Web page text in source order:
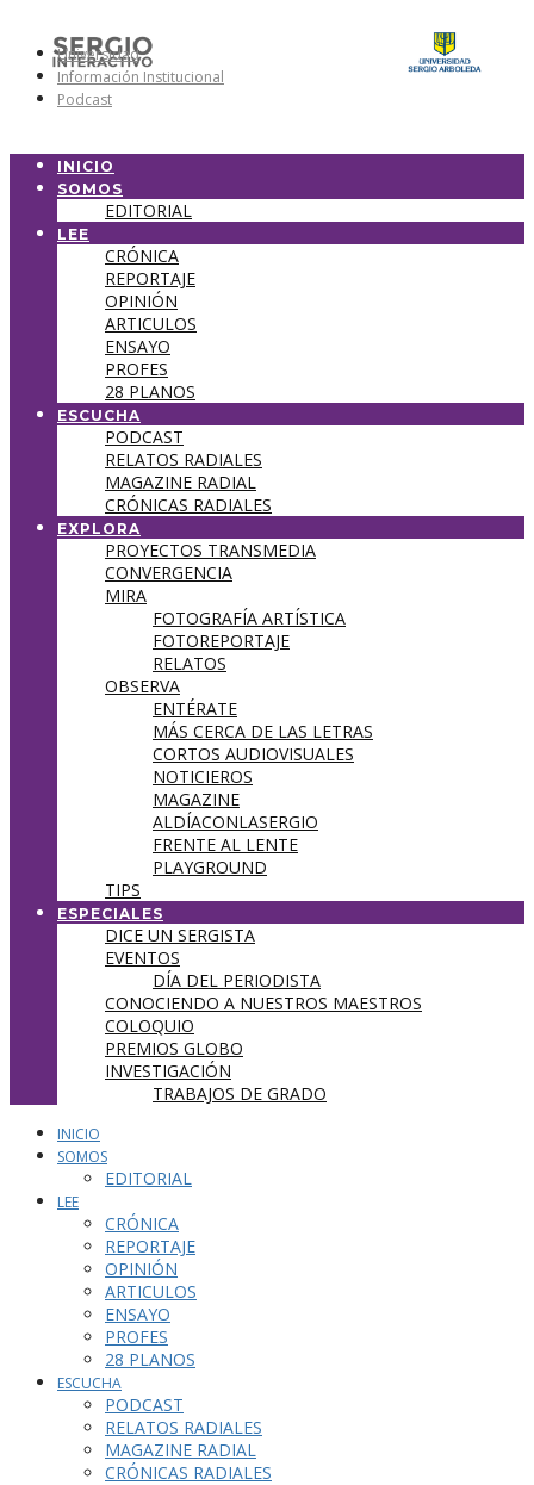
Universidad
Información Institucional
Podcast
INICIO
SOMOS
EDITORIAL
LEE
CRÓNICA
REPORTAJE
OPINIÓN
ARTICULOS
ENSAYO
PROFES
28 PLANOS
ESCUCHA
PODCAST
RELATOS RADIALES
MAGAZINE RADIAL
CRÓNICAS RADIALES
EXPLORA
PROYECTOS TRANSMEDIA
CONVERGENCIA
MIRA
FOTOGRAFÍA ARTÍSTICA
FOTOREPORTAJE
RELATOS
OBSERVA
ENTÉRATE
MÁS CERCA DE LAS LETRAS
CORTOS AUDIOVISUALES
NOTICIEROS
MAGAZINE
ALDÍACONLASERGIO
FRENTE AL LENTE
PLAYGROUND
TIPS
ESPECIALES
DICE UN SERGISTA
EVENTOS
DÍA DEL PERIODISTA
CONOCIENDO A NUESTROS MAESTROS
COLOQUIO
PREMIOS GLOBO
INVESTIGACIÓN
TRABAJOS DE GRADO
INICIO
SOMOS
EDITORIAL
LEE
CRÓNICA
REPORTAJE
OPINIÓN
ARTICULOS
ENSAYO
PROFES
28 PLANOS
ESCUCHA
PODCAST
RELATOS RADIALES
MAGAZINE RADIAL
CRÓNICAS RADIALES